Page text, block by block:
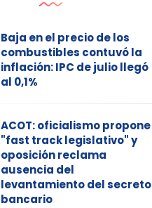
Baja en el precio de los
combustibles contuvó la
inflación: IPC de julio llegó
al 0,1%
ACOT: oficialismo propone
"fast track legislativo" y
oposición reclama
ausencia del
levantamiento del secreto
bancario